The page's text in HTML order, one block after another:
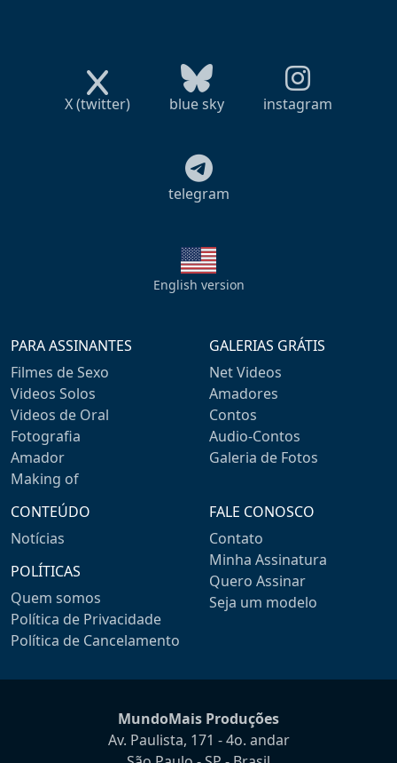
X (twitter) blue sky instagram
telegram
English version
PARA ASSINANTES
Filmes de Sexo
Videos Solos
Videos de Oral
Fotografia
Amador
Making of
GALERIAS GRÁTIS
Net Videos
Amadores
Contos
Audio-Contos
Galeria de Fotos
CONTEÚDO
Notícias
POLÍTICAS
Quem somos
Política de Privacidade
Política de Cancelamento
FALE CONOSCO
Contato
Minha Assinatura
Quero Assinar
Seja um modelo
MundoMais Produções
Av. Paulista, 171 - 4o. andar